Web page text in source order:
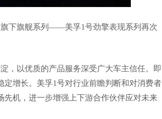
下旗舰系列——美孚1号劲擎表现系列再次
，以优质的产品服务深受广大车主信任。即
增长。美孚1号对行业前瞻判断和对消费者
机，进一步增强上下游合作伙伴应对未来